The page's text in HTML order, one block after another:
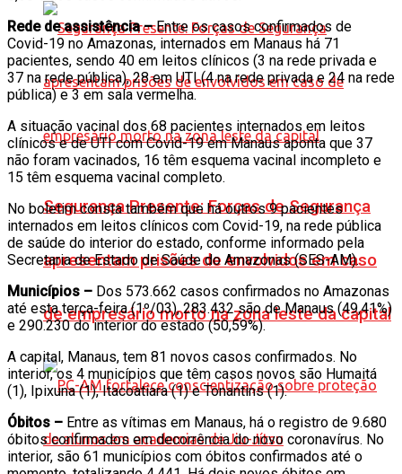
Segurança Presente: Forças de Segurança
apresentam prisões de envolvidos em caso
de empresário morto na zona leste da capital
Rede de assistência –Entre os casos confirmados de
Covid-19 no Amazonas, internados em Manaus há 71
pacientes, sendo 40 em leitos clínicos (3 na rede privada e
37 na rede pública), 28 em UTI (4 na rede privada e 24 na rede
pública) e 3 em sala vermelha.
A situação vacinal dos 68 pacientes internados em leitos
clínicos e de UTI com Covid-19 em Manaus aponta que 37
não foram vacinados, 16 têm esquema vacinal incompleto e
15 têm esquema vacinal completo.
No boletim consta também que há outros 9 pacientes
internados em leitos clínicos com Covid-19, na rede pública
de saúde do interior do estado, conforme informado pela
Secretaria de Estado de Saúde do Amazonas (SES-AM).
Municípios – Dos 573.662 casos confirmados no Amazonas
até esta terça-feira (1º/03), 283.432 são de Manaus (49,41%)
e 290.230 do interior do estado (50,59%).
A capital, Manaus, tem 81 novos casos confirmados. No
interior, os 4 municípios que têm casos novos são Humaitá
(1), Ipixuna (1), Itacoatiara (1) e Tonantins (1).
Óbitos – Entre as vítimas em Manaus, há o registro de 9.680
óbitos confirmados em decorrência do novo coronavírus. No
interior, são 61 municípios com óbitos confirmados até o